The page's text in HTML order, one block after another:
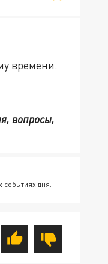
времени.
вопросы,
событиях дня.